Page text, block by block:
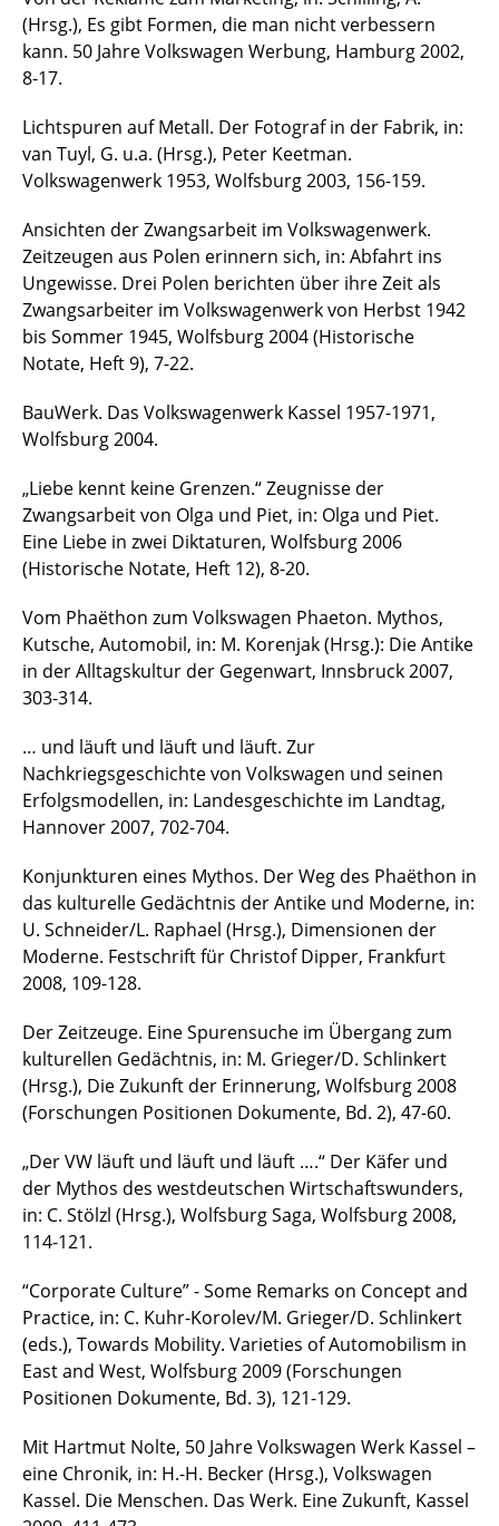
(Hrsg.), Es gibt Formen, die man nicht verbessern
kann. 50 Jahre Volkswagen Werbung, Hamburg 2002,
8-17.
Lichtspuren auf Metall. Der Fotograf in der Fabrik, in:
van Tuyl, G. u.a. (Hrsg.), Peter Keetman.
Volkswagenwerk 1953, Wolfsburg 2003, 156-159.
Ansichten der Zwangsarbeit im Volkswagenwerk.
Zeitzeugen aus Polen erinnern sich, in: Abfahrt ins
Ungewisse. Drei Polen berichten über ihre Zeit als
Zwangsarbeiter im Volkswagenwerk von Herbst 1942
bis Sommer 1945, Wolfsburg 2004 (Historische
Notate, Heft 9), 7-22.
BauWerk. Das Volkswagenwerk Kassel 1957-1971,
Wolfsburg 2004.
„Liebe kennt keine Grenzen.“ Zeugnisse der
Zwangsarbeit von Olga und Piet, in: Olga und Piet.
Eine Liebe in zwei Diktaturen, Wolfsburg 2006
(Historische Notate, Heft 12), 8-20.
Vom Phaëthon zum Volkswagen Phaeton. Mythos,
Kutsche, Automobil, in: M. Korenjak (Hrsg.): Die Antike
in der Alltagskultur der Gegenwart, Innsbruck 2007,
303-314.
… und läuft und läuft und läuft. Zur
Nachkriegsgeschichte von Volkswagen und seinen
Erfolgsmodellen, in: Landesgeschichte im Landtag,
Hannover 2007, 702-704.
Konjunkturen eines Mythos. Der Weg des Phaëthon in
das kulturelle Gedächtnis der Antike und Moderne, in:
U. Schneider/L. Raphael (Hrsg.), Dimensionen der
Moderne. Festschrift für Christof Dipper, Frankfurt
2008, 109-128.
Der Zeitzeuge. Eine Spurensuche im Übergang zum
kulturellen Gedächtnis, in: M. Grieger/D. Schlinkert
(Hrsg.), Die Zukunft der Erinnerung, Wolfsburg 2008
(Forschungen Positionen Dokumente, Bd. 2), 47-60.
„Der VW läuft und läuft und läuft ….“ Der Käfer und
der Mythos des westdeutschen Wirtschaftswunders,
in: C. Stölzl (Hrsg.), Wolfsburg Saga, Wolfsburg 2008,
114-121.
“Corporate Culture” - Some Remarks on Concept and
Practice, in: C. Kuhr-Korolev/M. Grieger/D. Schlinkert
(eds.), Towards Mobility. Varieties of Automobilism in
East and West, Wolfsburg 2009 (Forschungen
Positionen Dokumente, Bd. 3), 121-129.
Mit Hartmut Nolte, 50 Jahre Volkswagen Werk Kassel –
eine Chronik, in: H.-H. Becker (Hrsg.), Volkswagen
Kassel. Die Menschen. Das Werk. Eine Zukunft, Kassel